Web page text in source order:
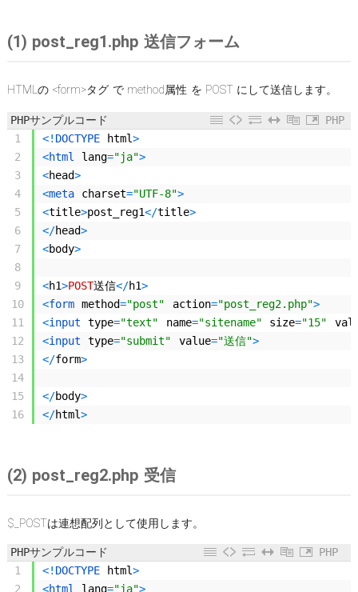
(1) post_reg1.php 送信フォーム
HTMLの <form>タグ で method属性 を POST にして送信します。
PHPサンプルコード
PHP
1
2
3
4
5
6
7
8
9
10
11
12
13
14
15
16
<! DOCTYPE html>
<html lang="ja">
<head>
<meta charset="UTF-8">
<title>post_reg1</title>
</head>
<body>
<h1>POST送信</h1>
<form method="post" action="post_reg2.php">
<input type="text" name="sitename" size="15"
<input type="submit" value="送信">
</form>
</body>
</html>
(2) post_reg2.php 受信
$_POSTは連想配列として使用します。
PHPサンプルコード
PHP
1
2
<! DOCTYPE html>
<html lang="ja">